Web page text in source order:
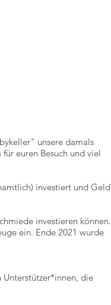
unsere damals
euren Besuch und viel
investiert und Geld
investieren können.
ein. Ende 2021 wurde
Unterstützer*innen, die